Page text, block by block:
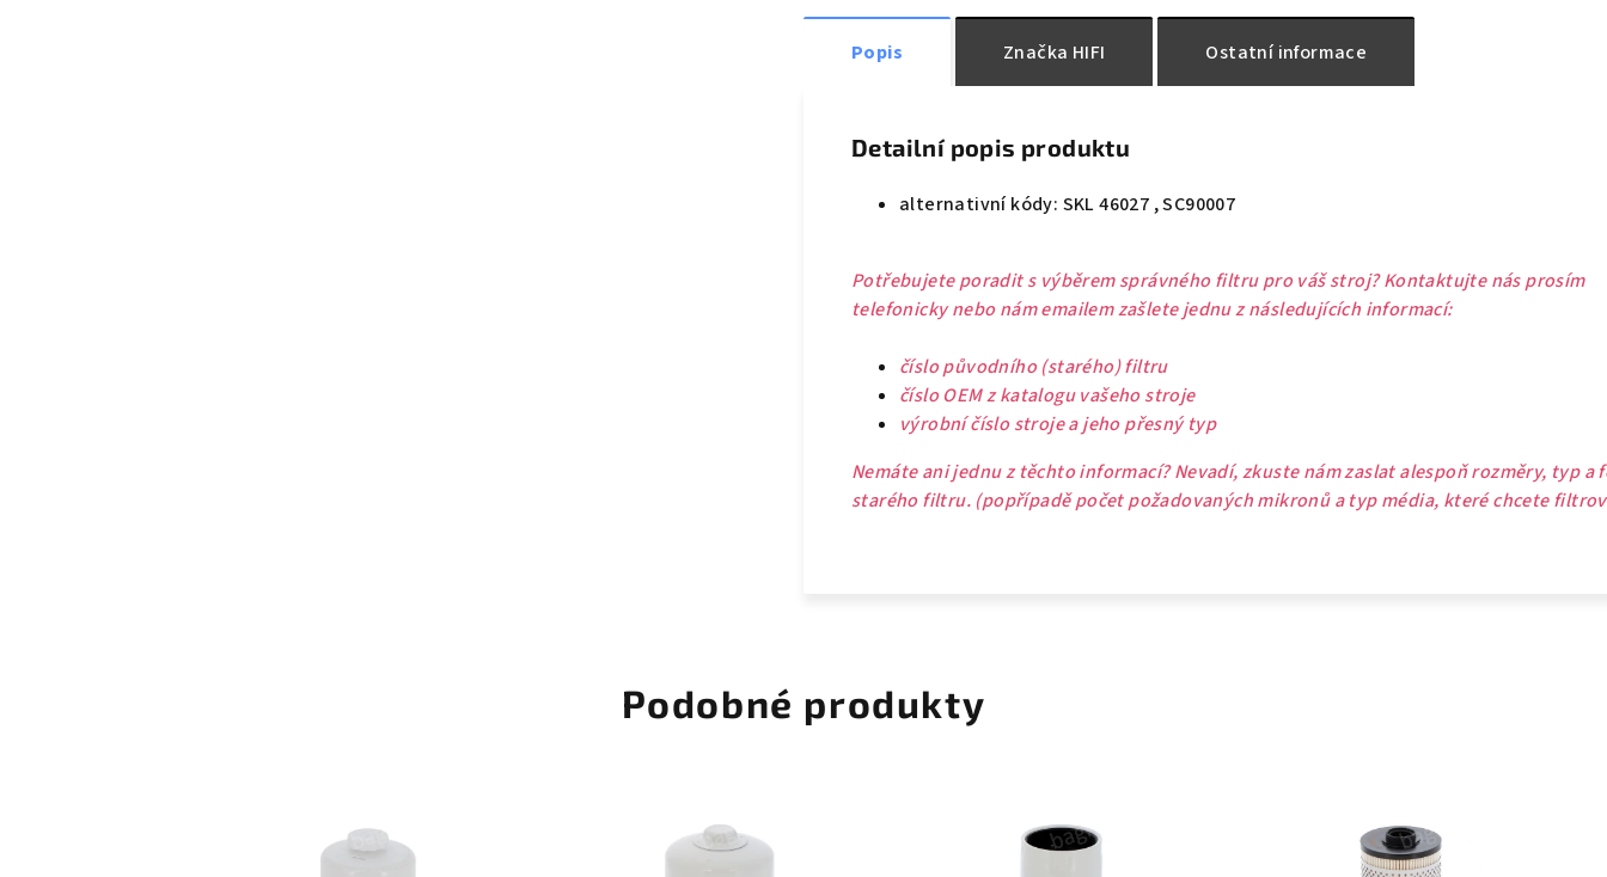
Popis Značka HIFI Ostatní informace
Detailní popis produktu
alternativní kódy: SKL 46027 , SC90007
Potřebujete poradit s výběrem správného filtru pro váš stroj? Kontaktujte nás prosím
telefonicky nebo nám emailem zašlete jednu z následujících informací:
číslo původního (starého) filtru
číslo OEM z katalogu vašeho stroje
výrobní číslo stroje a jeho přesný typ
Nemáte ani jednu z těchto informací? Nevadí, zkuste nám zaslat alespoň rozměry, typ a
starého filtru. (popřípadě počet požadovaných mikronů a typ média, které chcete
Podobné produkty